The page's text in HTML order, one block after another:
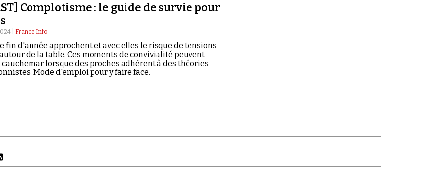
Complotisme : le guide de survie pour
| France Info
fin d'année approchent et avec elles le risque de tensions
de la table. Ces moments de convivialité peuvent
lorsque des proches adhèrent à des théories
Mode d'emploi pour y faire face.